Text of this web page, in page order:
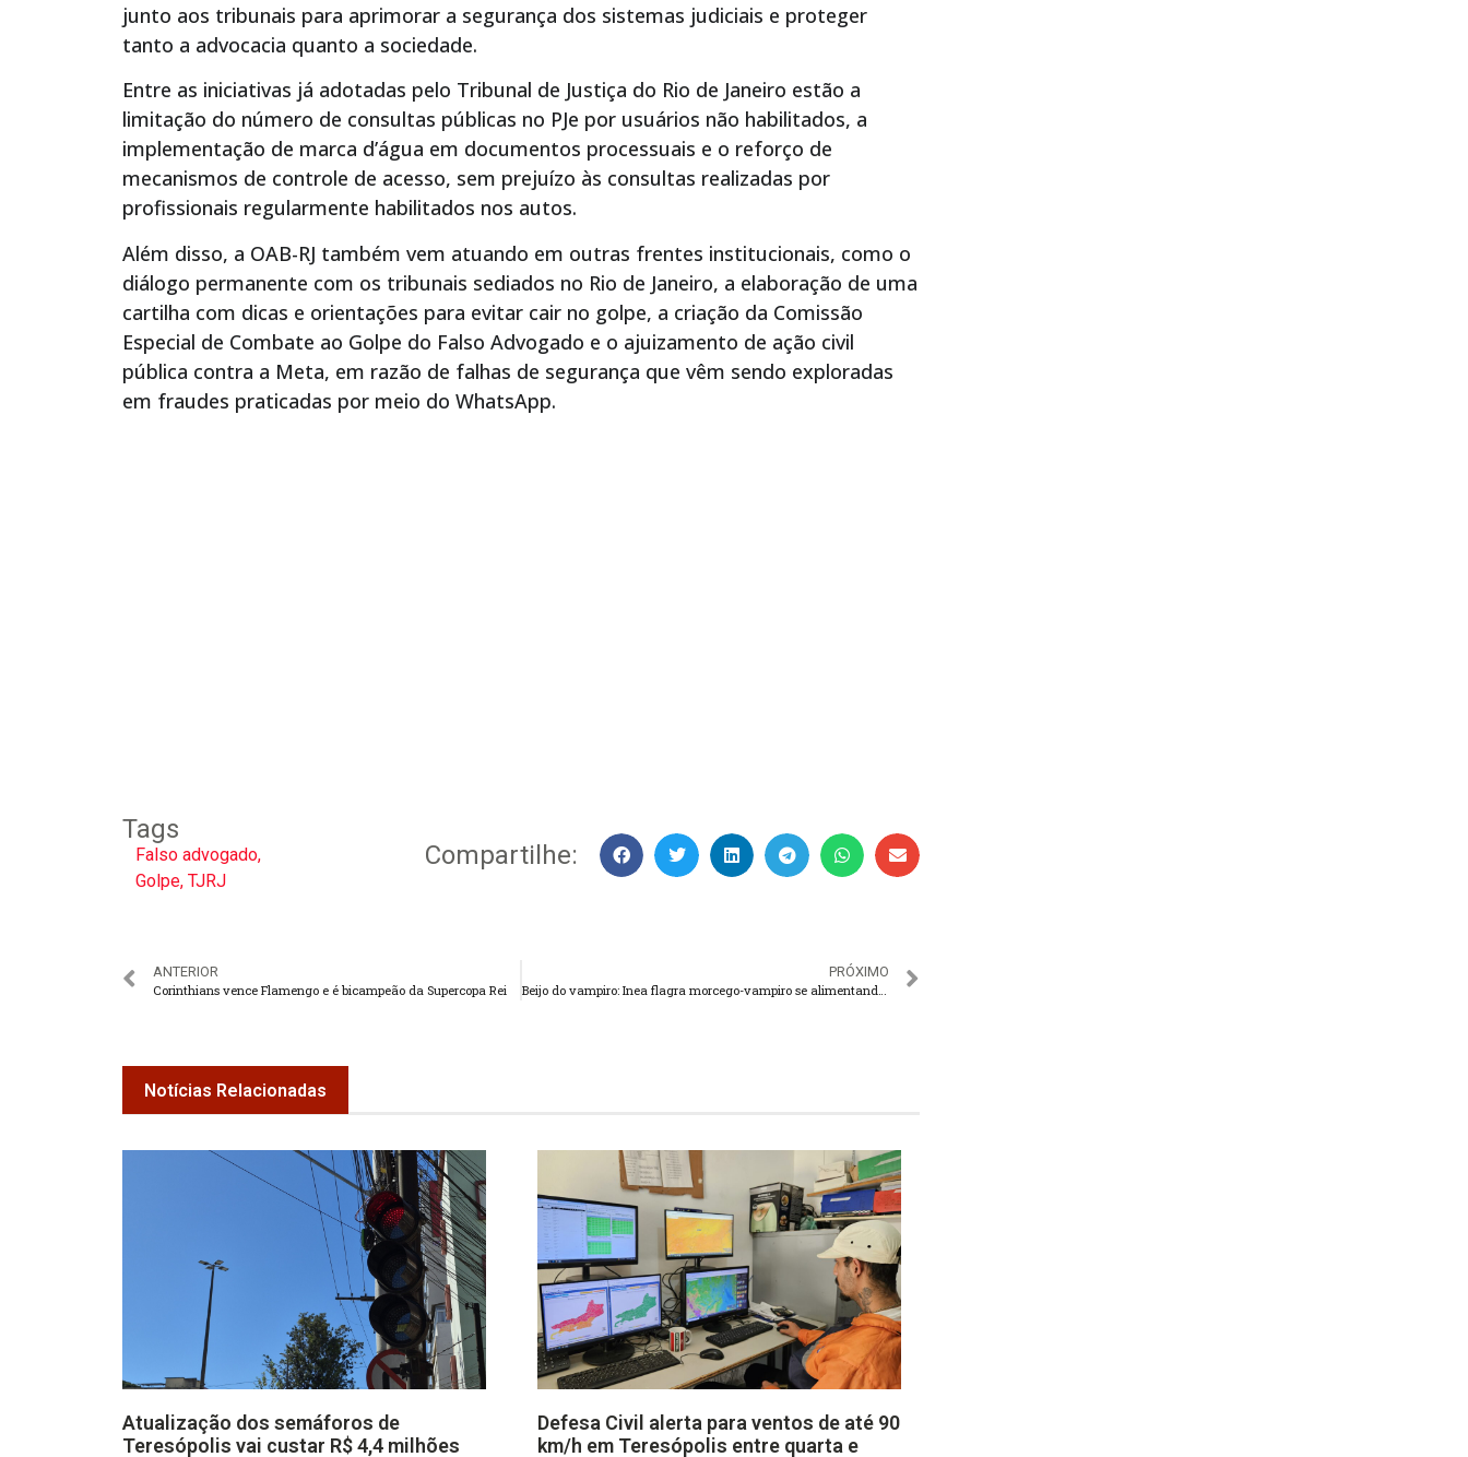
junto aos tribunais para aprimorar a segurança dos sistemas judiciais e proteger
tanto a advocacia quanto a sociedade.
Entre as iniciativas já adotadas pelo Tribunal de Justiça do Rio de Janeiro estão a
limitação do número de consultas públicas no PJe por usuários não habilitados, a
implementação de marca d’água em documentos processuais e o reforço de
mecanismos de controle de acesso, sem prejuízo às consultas realizadas por
profissionais regularmente habilitados nos autos.
Além disso, a OAB-RJ também vem atuando em outras frentes institucionais, como o
diálogo permanente com os tribunais sediados no Rio de Janeiro, a elaboração de uma
cartilha com dicas e orientações para evitar cair no golpe, a criação da Comissão
Especial de Combate ao Golpe do Falso Advogado e o ajuizamento de ação civil
pública contra a Meta, em razão de falhas de segurança que vêm sendo exploradas
em fraudes praticadas por meio do WhatsApp.
Tags
Falso advogado,
Golpe, TJRJ
Compartilhe:
ANTERIOR
Corinthians vence Flamengo e é bicampeão da Supercopa Rei
PRÓXIMO
Beijo do vampiro: Inea flagra morcego-vampiro se alimentando de capivara
Notícias Relacionadas
Atualização dos semáforos de
Teresópolis vai custar R$ 4,4 milhões
Defesa Civil alerta para ventos de até 90
km/h em Teresópolis entre quarta e